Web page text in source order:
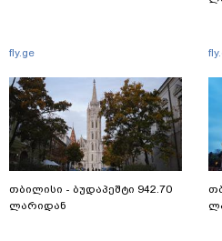
fly.ge
თბილისი - ბუდაპეშტი 942.70
ლარიდან